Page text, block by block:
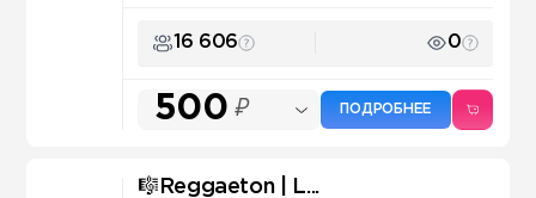
16 606 0
500 ₽ ПОДРОБНЕЕ
🎼Reggaeton | L...